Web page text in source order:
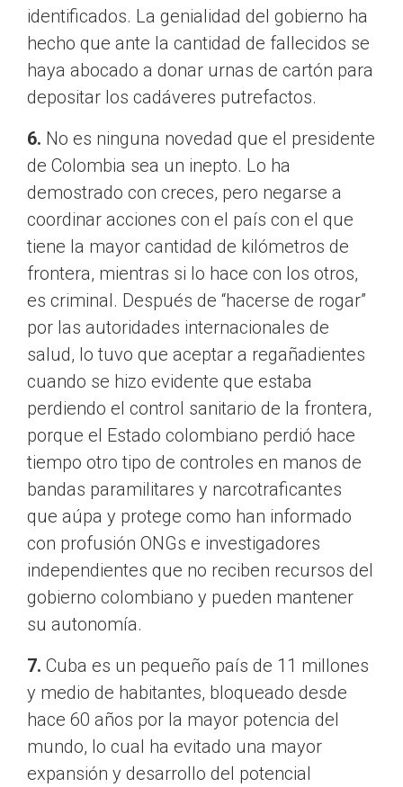
identificados. La genialidad del gobierno ha
hecho que ante la cantidad de fallecidos se
haya abocado a donar urnas de cartón para
depositar los cadáveres putrefactos.
6. No es ninguna novedad que el presidente
de Colombia sea un inepto. Lo ha
demostrado con creces, pero negarse a
coordinar acciones con el país con el que
tiene la mayor cantidad de kilómetros de
frontera, mientras si lo hace con los otros,
es criminal. Después de “hacerse de rogar”
por las autoridades internacionales de
salud, lo tuvo que aceptar a regañadientes
cuando se hizo evidente que estaba
perdiendo el control sanitario de la frontera,
porque el Estado colombiano perdió hace
tiempo otro tipo de controles en manos de
bandas paramilitares y narcotraficantes
que aúpa y protege como han informado
con profusión ONGs e investigadores
independientes que no reciben recursos del
gobierno colombiano y pueden mantener
su autonomía.
7. Cuba es un pequeño país de 11 millones
y medio de habitantes, bloqueado desde
hace 60 años por la mayor potencia del
mundo, lo cual ha evitado una mayor
expansión y desarrollo del potencial